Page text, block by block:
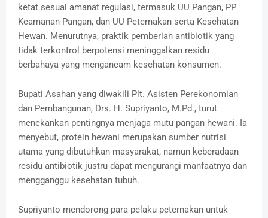
ketat sesuai amanat regulasi, termasuk UU Pangan, PP
Keamanan Pangan, dan UU Peternakan serta Kesehatan
Hewan. Menurutnya, praktik pemberian antibiotik yang
tidak terkontrol berpotensi meninggalkan residu
berbahaya yang mengancam kesehatan konsumen.
Bupati Asahan yang diwakili Plt. Asisten Perekonomian
dan Pembangunan, Drs. H. Supriyanto, M.Pd., turut
menekankan pentingnya menjaga mutu pangan hewani. Ia
menyebut, protein hewani merupakan sumber nutrisi
utama yang dibutuhkan masyarakat, namun keberadaan
residu antibiotik justru dapat mengurangi manfaatnya dan
mengganggu kesehatan tubuh.
Supriyanto mendorong para pelaku peternakan untuk